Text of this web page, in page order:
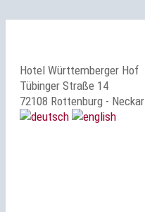
Hotel Württemberger Hof
Tübinger Straße 14
72108 Rottenburg - Neckar